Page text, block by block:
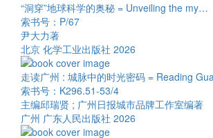
“洞穿”地球科学的奥秘 = Unveiling the my…
索书号：P/67
尹大力著
北京 化学工业出版社 2026
走读广州 : 城脉中的时光密码 = Reading
索书号：K296.51-53/4
主编邱瑞贤 ; 广州日报城市品牌工作室编著
广州 广东人民出版社 2026